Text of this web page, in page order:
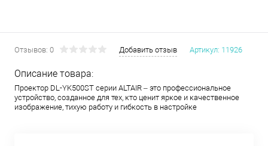
Отзывов: 0 Добавить отзыв Артикул: 11926
Описание товара:
Проектор DL-YK500ST серии ALTAIR – это профессиональное
устройство, созданное для тех, кто ценит яркое и качественное
изображение, тихую работу и гибкость в настройке